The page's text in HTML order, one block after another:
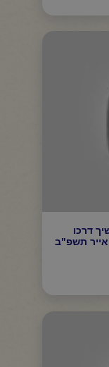
דרכו
אייר תשפ"ב